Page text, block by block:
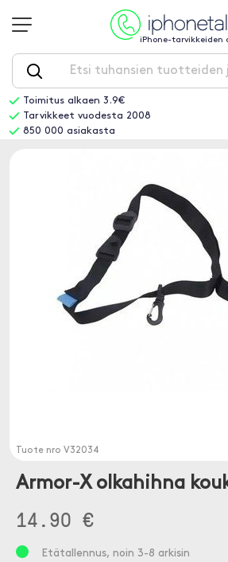
iPhone-
Toimitus alkaen 3.9€
Tarvikkeet vuodesta 2008
850 000 asiakasta
Tuote nro V32034
Armor-X olkahihna
14.90 €
Etätallennus, noin 3-8 arkisin